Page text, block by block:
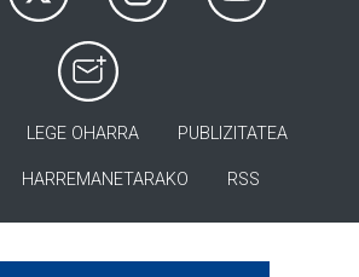
LEGE OHARRA PUBLIZITATEA
HARREMANETARAKO RSS